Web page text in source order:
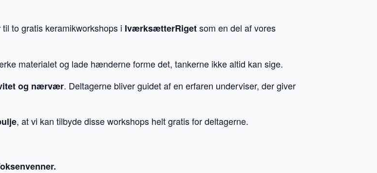
til to gratis keramikworkshops i IværksætterRigetsom en del af vores
materialet og lade hænderne forme det, tankerne ikke altid kan sige.
og nærvær. Deltagerne bliver guidet af en erfaren underviser, der giver
, at vi kan tilbyde disse workshops helt gratis for deltagerne.